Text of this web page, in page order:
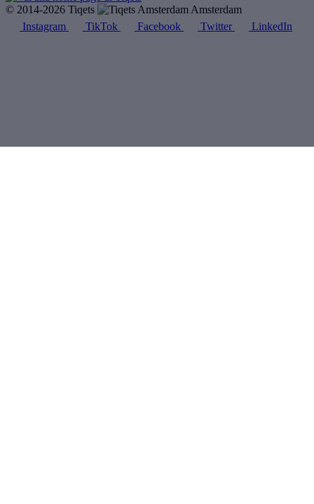
© 2014-2026 Tiqets
Amsterdam
Instagram
TikTok Facebook Twitter LinkedIn